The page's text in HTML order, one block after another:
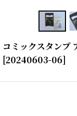
コミックスタンプ
[20240603-06]